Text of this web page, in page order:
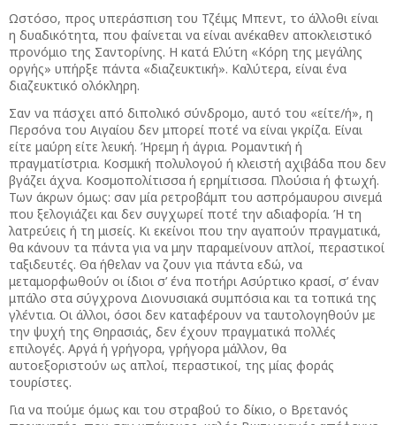
Ωστόσο, προς υπεράσπιση του Τζέιμς Μπεντ, το άλλοθι είναι
η δυαδικότητα, που φαίνεται να είναι ανέκαθεν αποκλειστικό
προνόμιο της Σαντορίνης. Η κατά Ελύτη «Κόρη της μεγάλης
οργής» υπήρξε πάντα «διαζευκτική». Καλύτερα, είναι ένα
διαζευκτικό ολόκληρη.
Σαν να πάσχει από διπολικό σύνδρομο, αυτό του «είτε/ή», η
Περσόνα του Αιγαίου δεν μπορεί ποτέ να είναι γκρίζα. Είναι
είτε μαύρη είτε λευκή. Ήρεμη ή άγρια. Ρομαντική ή
πραγματίστρια. Κοσμική πολυλογού ή κλειστή αχιβάδα που δεν
βγάζει άχνα. Κοσμοπολίτισσα ή ερημίτισσα. Πλούσια ή φτωχή.
Των άκρων όμως: σαν μία ρετροβάμπ του ασπρόμαυρου σινεμά
που ξελογιάζει και δεν συγχωρεί ποτέ την αδιαφορία. Ή τη
λατρεύεις ή τη μισείς. Κι εκείνοι που την αγαπούν πραγματικά,
θα κάνουν τα πάντα για να μην παραμείνουν απλοί, περαστικοί
ταξιδευτές. Θα ήθελαν να ζουν για πάντα εδώ, να
μεταμορφωθούν οι ίδιοι σ’ ένα ποτήρι Ασύρτικο κρασί, σ’ έναν
μπάλο στα σύγχρονα Διονυσιακά συμπόσια και τα τοπικά της
γλέντια. Οι άλλοι, όσοι δεν καταφέρουν να ταυτολογηθούν με
την ψυχή της Θηρασιάς, δεν έχουν πραγματικά πολλές
επιλογές. Αργά ή γρήγορα, γρήγορα μάλλον, θα
αυτοεξοριστούν ως απλοί, περαστικοί, της μίας φοράς
τουρίστες.
Για να πούμε όμως και του στραβού το δίκιο, ο Βρετανός